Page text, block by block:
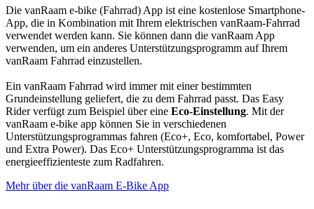
Die vanRaam e-bike (Fahrrad) App ist eine kostenlose Smartphone-
App, die in Kombination mit Ihrem elektrischen vanRaam-Fahrrad
verwendet werden kann. Sie können dann die vanRaam App
verwenden, um ein anderes Unterstützungsprogramm auf Ihrem
vanRaam Fahrrad einzustellen.
Ein vanRaam Fahrrad wird immer mit einer bestimmten
Grundeinstellung geliefert, die zu dem Fahrrad passt. Das Easy
Rider verfügt zum Beispiel über eine Eco-Einstellung. Mit der
vanRaam e-bike app können Sie in verschiedenen
Unterstützungsprogrammas fahren (Eco+, Eco, komfortabel, Power
und Extra Power). Das Eco+ Unterstützungsprogramma ist das
energieeffizienteste zum Radfahren.
Mehr über die vanRaam E-Bike App